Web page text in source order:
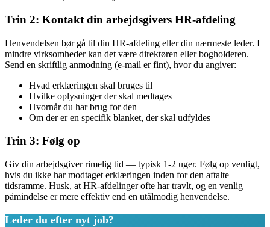
Trin 2: Kontakt din arbejdsgivers HR-afdeling
Henvendelsen bør gå til din HR-afdeling eller din nærmeste leder. I
mindre virksomheder kan det være direktøren eller bogholderen.
Send en skriftlig anmodning (e-mail er fint), hvor du angiver:
Hvad erklæringen skal bruges til
Hvilke oplysninger der skal medtages
Hvornår du har brug for den
Om der er en specifik blanket, der skal udfyldes
Trin 3: Følg op
Giv din arbejdsgiver rimelig tid — typisk 1-2 uger. Følg op venligt,
hvis du ikke har modtaget erklæringen inden for den aftalte
tidsramme. Husk, at HR-afdelinger ofte har travlt, og en venlig
påmindelse er mere effektiv end en utålmodig henvendelse.
Leder du efter nyt job?